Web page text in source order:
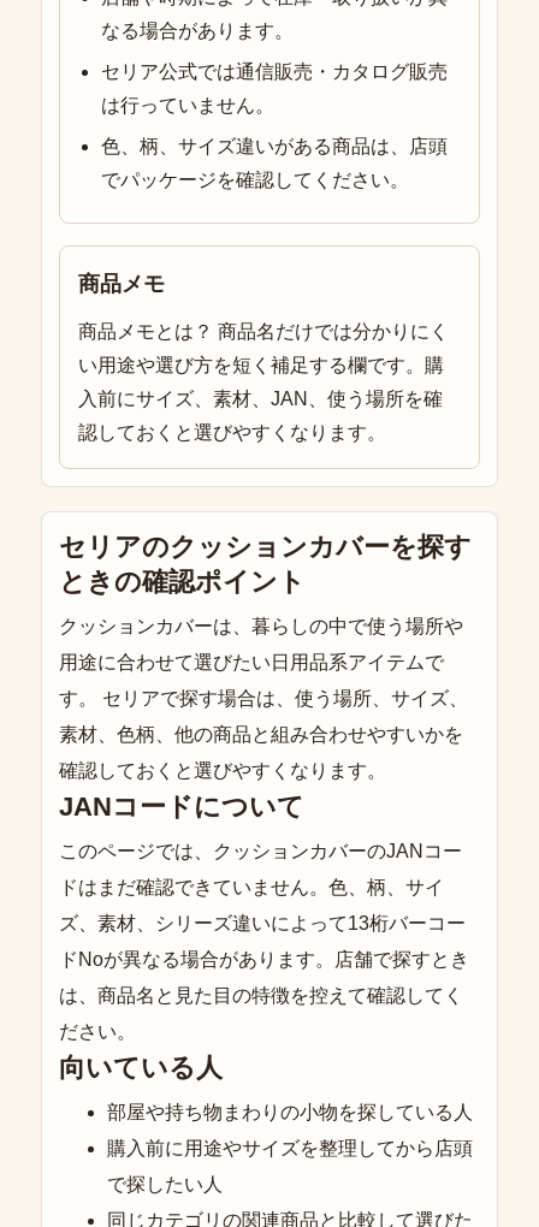
なる場合があります。
セリア公式では通信販売・カタログ販売
は行っていません。
色、柄、サイズ違いがある商品は、店頭
でパッケージを確認してください。
商品メモ
商品メモとは？ 商品名だけでは分かりにく
い用途や選び方を短く補足する欄です。購
入前にサイズ、素材、JAN、使う場所を確
認しておくと選びやすくなります。
セリアのクッションカバーを探す
ときの確認ポイント
クッションカバーは、暮らしの中で使う場所や
用途に合わせて選びたい日用品系アイテムで
す。 セリアで探す場合は、使う場所、サイズ、
素材、色柄、他の商品と組み合わせやすいかを
確認しておくと選びやすくなります。
JANコードについて
このページでは、クッションカバーのJANコー
ドはまだ確認できていません。色、柄、サイ
ズ、素材、シリーズ違いによって13桁バーコー
ドNoが異なる場合があります。店舗で探すとき
は、商品名と見た目の特徴を控えて確認してく
ださい。
向いている人
部屋や持ち物まわりの小物を探している人
購入前に用途やサイズを整理してから店頭
で探したい人
同じカテゴリの関連商品と比較して選びた